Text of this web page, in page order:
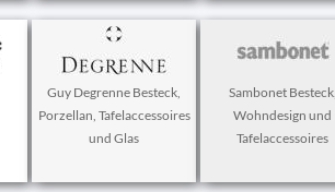
Guy Degrenne Besteck,
Porzellan, Tafelaccessoires
und Glas
Sambonet Besteck,
Wohndesign und
Tafelaccessoires